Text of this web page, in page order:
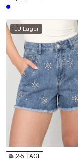
EU-Lager
2-5 TAGE